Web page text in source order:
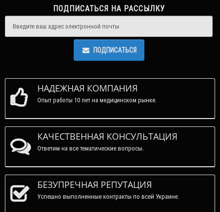
ПОДПИСАТЬСЯ НА РАССЫЛКУ
ПОДПИСАТЬСЯ
НАДЕЖНАЯ КОМПАНИЯ
Опыт работы 10 лет на медицинском рынке.
КАЧЕСТВЕННАЯ КОНСУЛЬТАЦИЯ
Ответим на все тематические вопросы.
БЕЗУПРЕЧНАЯ РЕПУТАЦИЯ
Успешно выполненные контракты по всей Украине.